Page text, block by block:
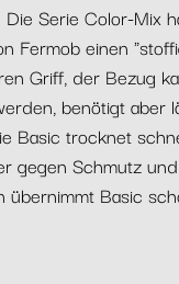
Die Serie Color-Mix
Fermob einen
Griff, der Bezug
benötigt aber
Basic trocknet
gegen Schmutz
übernimmt Basic